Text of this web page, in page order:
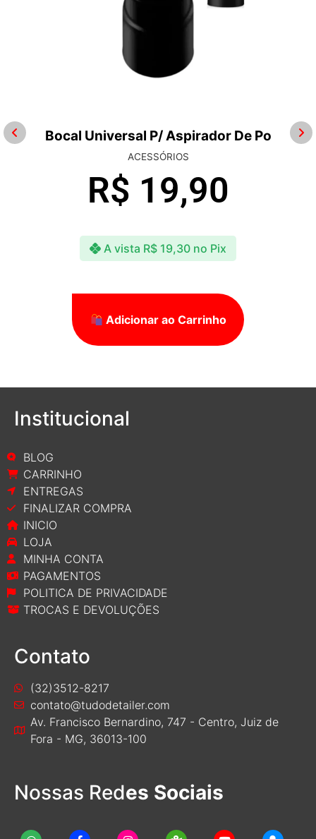
Bocal Universal P/ Aspirador De Po
ACESSÓRIOS
R$ 19,90
A vista R$ 19,30 no Pix
Adicionar ao Carrinho
Institucional
BLOG
CARRINHO
ENTREGAS
FINALIZAR COMPRA
INICIO
LOJA
MINHA CONTA
PAGAMENTOS
POLITICA DE PRIVACIDADE
TROCAS E DEVOLUÇÕES
Contato
(32)3512-8217
contato@tudodetailer.com
Av. Francisco Bernardino, 747 - Centro, Juiz de
Fora - MG, 36013-100
Nossas Redes Sociais